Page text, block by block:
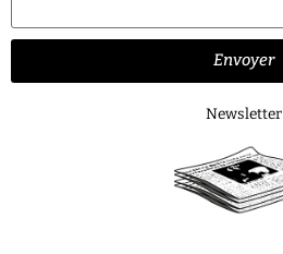
Envoyer
Newsletter